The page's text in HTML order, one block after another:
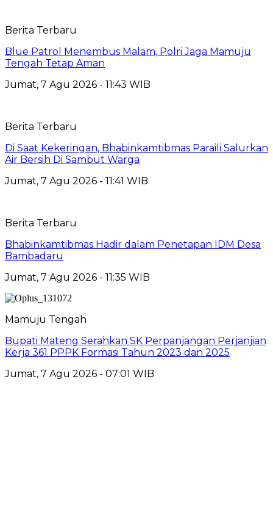
Berita Terbaru
Blue Patrol Menembus Malam, Polri Jaga Mamuju
Tengah Tetap Aman
Jumat, 7 Agu 2026 - 11:43 WIB
Berita Terbaru
Di Saat Kekeringan, Bhabinkamtibmas Paraili Salurkan
Air Bersih Di Sambut Warga
Jumat, 7 Agu 2026 - 11:41 WIB
Berita Terbaru
Bhabinkamtibmas Hadir dalam Penetapan IDM Desa
Bambadaru
Jumat, 7 Agu 2026 - 11:35 WIB
Mamuju Tengah
Bupati Mateng Serahkan SK Perpanjangan Perjanjian
Kerja 361 PPPK Formasi Tahun 2023 dan 2025
Jumat, 7 Agu 2026 - 07:01 WIB